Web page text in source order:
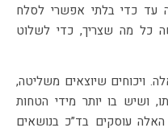
עד כדי בלתי אפשרי לסלח
כל מה שצריך, כדי לשלוט
ויכוחים שיוצאים משליטה,
ושיש בו יותר מידי הטחות
עוסקים בד”כ בנושאים